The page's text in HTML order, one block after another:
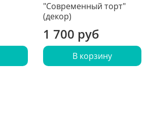
"Современный торт"
(декор)
1 700 руб
В корзину